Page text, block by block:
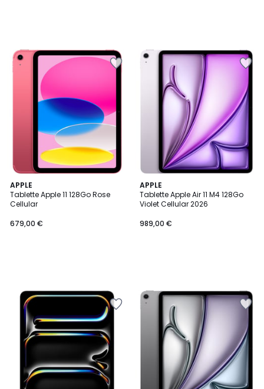
APPLE
Tablette Apple 11 128Go Rose
Cellular
679,00 €
APPLE
Tablette Apple Air 11 M4 128Go
Violet Cellular 2026
989,00 €